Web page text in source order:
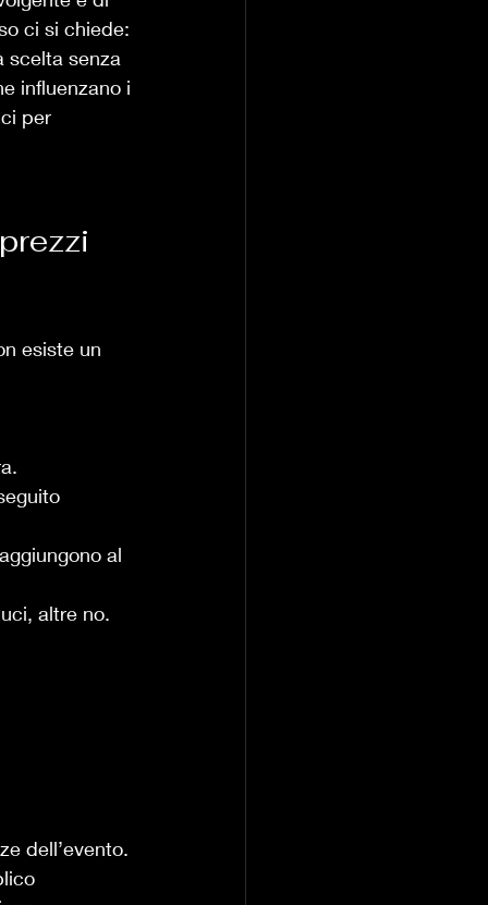
ci si chiede:
scelta senza
influenzano i
per
esiste un
al
altre no.
dell’evento.